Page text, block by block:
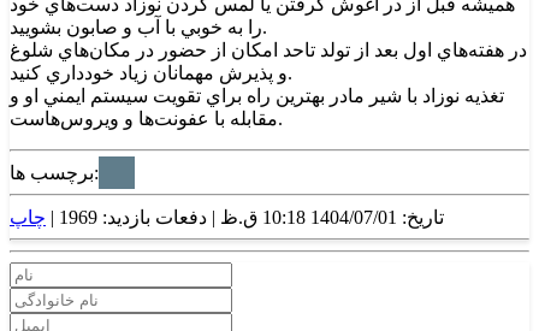
هميشه قبل از در آغوش گرفتن يا لمس کردن نوزاد دست‌هاي خود
را به خوبي با آب و صابون بشوييد.
در هفته‌هاي اول بعد از تولد تاحد امکان از حضور در مکان‌هاي شلوغ
و پذيرش مهمانان زياد خودداري کنيد.
تغذيه نوزاد با شير مادر بهترين راه براي تقويت سيستم ايمني او و
مقابله با عفونت‌ها و ويروس‌هاست.
برچسب ها:
تاریخ: 1404/07/01 10:18 ق.ظ | دفعات بازدید: 1969 | چاپ